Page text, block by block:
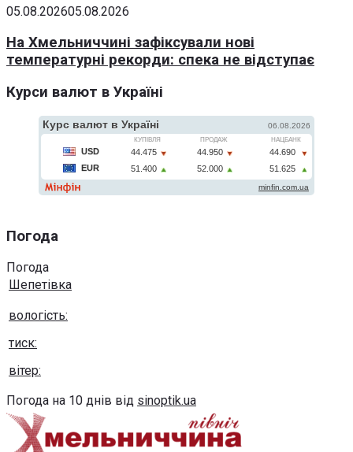
05.08.202605.08.2026
На Хмельниччині зафіксували нові
температурні рекорди: спека не відступає
Курси валют в Україні
Погода
Погода
Шепетівка
вологість:
тиск:
вітер:
Погода на 10 днів від sinoptik.ua